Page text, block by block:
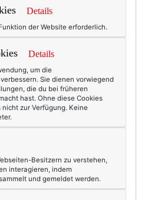
Details
der Website erforderlich.
Details
um die
Sie dienen vorwiegend
die du bei früheren
hast. Ohne diese Cookies
zur Verfügung. Keine
Besitzern zu verstehen,
interagieren, indem
und gemeldet werden.